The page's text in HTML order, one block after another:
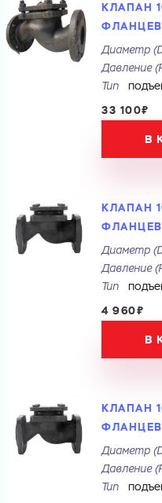
Купить как физ. лицо
Купить как юр. лицо
Запросить КП
Электронная почта
КЛАПАН
Диаметр
Давление
Тип
33 100₽
В
КЛАПАН
Диаметр
Давление
Тип
4 960₽
В
КЛАПАН
Диаметр
Давление
Тип